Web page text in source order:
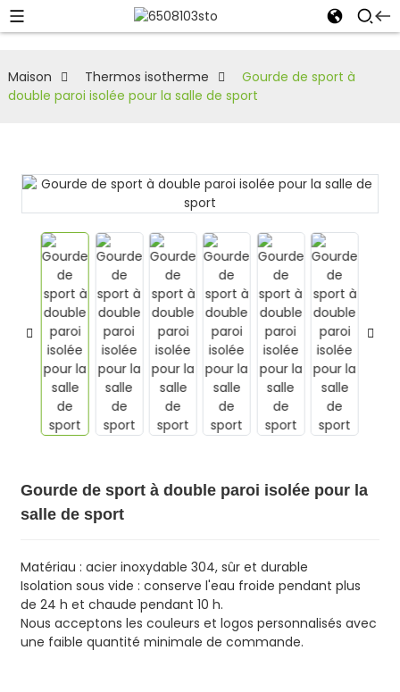
Maison Thermos isotherme
Gourde de sport à
double paroi isolée pour la salle de sport
Gourde de sport à double paroi isolée pour la
salle de sport
Matériau : acier inoxydable 304, sûr et durable
Isolation sous vide : conserve l'eau froide pendant plus
de 24 h et chaude pendant 10 h.
Nous acceptons les couleurs et logos personnalisés avec
une faible quantité minimale de commande.